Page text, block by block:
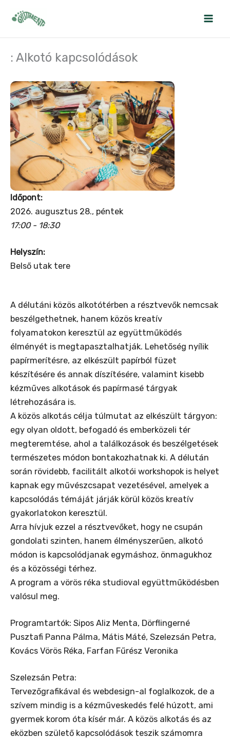
: Alkotó kapcsolódások
Időpont:
2026. augusztus 28., péntek
17:00 - 18:30
Helyszín:
Belső utak tere
A délutáni közös alkotótérben a résztvevők nemcsak
beszélgethetnek, hanem közös kreatív
folyamatokon keresztül az együttműködés
élményét is megtapasztalhatják. Lehetőség nyílik
papírmerítésre, az elkészült papírból füzet
készítésére és annak díszítésére, valamint kisebb
kézműves alkotások és papírmasé tárgyak
létrehozására is.
A közös alkotás célja túlmutat az elkészült tárgyon:
egy olyan oldott, befogadó és emberközeli tér
megteremtése, ahol a találkozások és beszélgetések
természetes módon bontakozhatnak ki. A délután
során rövidebb, facilitált alkotói workshopok is helyet
kapnak egy művészcsapat vezetésével, amelyek a
kapcsolódás témáját járják körül közös kreatív
gyakorlatokon keresztül.
Arra hívjuk ezzel a résztvevőket, hogy ne csupán
gondolati szinten, hanem élményszerűen, alkotó
módon is kapcsolódjanak egymáshoz, önmagukhoz
és a közösségi térhez.
A program a vörös réka studioval együttműködésben
valósul meg.
Programtartók: Sipos Aliz Menta, Dörflingerné
Pusztafi Panna Pálma, Mátis Máté, Szelezsán Petra,
Kovács Vörös Réka, Farfan Fűrész Veronika
Szelezsán Petra:
Tervezőgrafikával és webdesign-al foglalkozok, de a
szívem mindig is a kézműveskedés felé húzott, ami
gyermek korom óta kísér már. A közös alkotás és az
eközben születő kapcsolódások teszik számomra